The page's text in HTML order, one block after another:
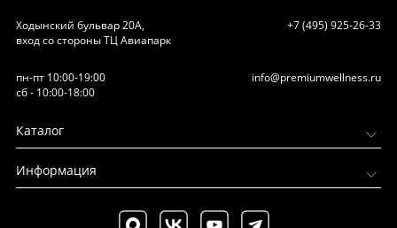
производится!)
Ходынский бульвар 20А,
вход со стороны ТЦ Авиапарк
+7 (495) 925-26-33
пн-пт 10:00-19:00
сб - 10:00-18:00
info@premiumwellness.ru
Каталог
Информация